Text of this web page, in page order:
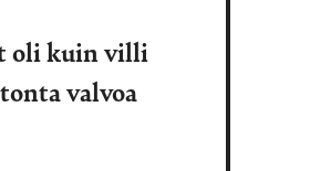
oli kuin villi
valvoa